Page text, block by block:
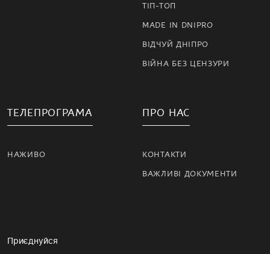
ТІП-ТОП
MADE IN DNIPRO
ВІДЧУЙ ДНІПРО
ВІЙНА БЕЗ ЦЕНЗУРИ
ТЕЛЕПРОГРАМА
НАЖИВО
ПРО НАС
КОНТАКТИ
ВАЖЛИВІ ДОКУМЕНТИ
Приєднуйся